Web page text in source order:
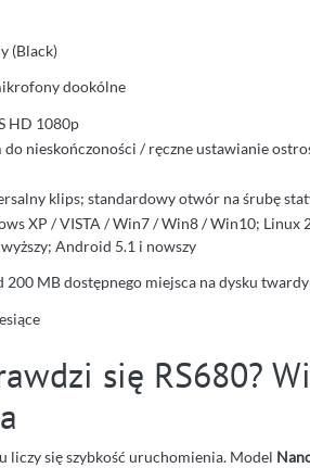
(Black)
dookólne
HD 1080p
do nieskończoności / ręczne ustawianie
klips; standardowy otwór na śrubę
XP / VISTA / Win7 / Win8 / Win10; Linux
Android 5.1 i nowszy
200 MB dostępnego miejsca na dysku
się RS680?
liczy się szybkość uruchomienia. Model